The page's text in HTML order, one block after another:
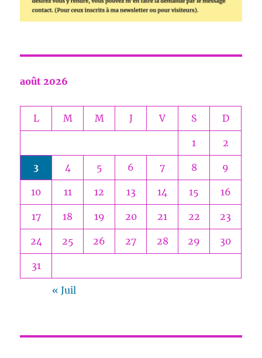
août 2026
L M M J V S D
1 2
3 4 5 6 7 8 9
10 11 12 13 14 15 16
17 18 19 20 21 22 23
24 25 26 27 28 29 30
31
« Juil